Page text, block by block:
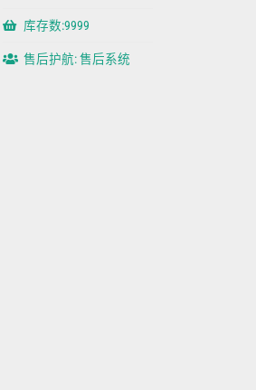
库存数:9999
售后护航: 售后系统